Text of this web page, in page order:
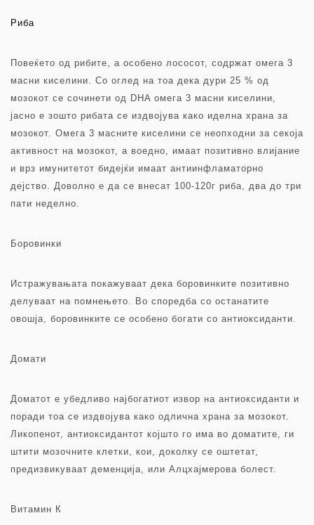
Риба
Повеќето од рибите, a особено лососот, содржат омега 3
масни киселини. Со оглед на тоа дека дури 25 % од
мозокот се сочинети од DHA омега 3 масни киселини,
јасно е зошто рибата се издвојува како иделна храна за
мозокот. Омега 3 масните киселини се неопходни за секоја
активност на мозокот, а воедно, имаат позитивно влијание
и врз имунитетот бидејќи имаат антиинфламаторно
дејство. Доволно е да се внесат 100-120г риба, два до три
пати неделно.
Боровинки
Истражувањата покажуваат дека боровинките позитивно
делуваат на помнењето. Во споредба со останатите
овошја, боровинките се особено богати со антиоксиданти.
Домати
Доматот е убедливо најбогатиот извор на антиоксиданти и
поради тоа се издвојува како одлична храна за мозокот.
Ликопенот, антиоксидантот којшто го има во доматите, ги
штити мозочните клетки, кои, доколку се оштетат,
предизвикуваат деменција, или Алцхајмерова болест.
Витамин К